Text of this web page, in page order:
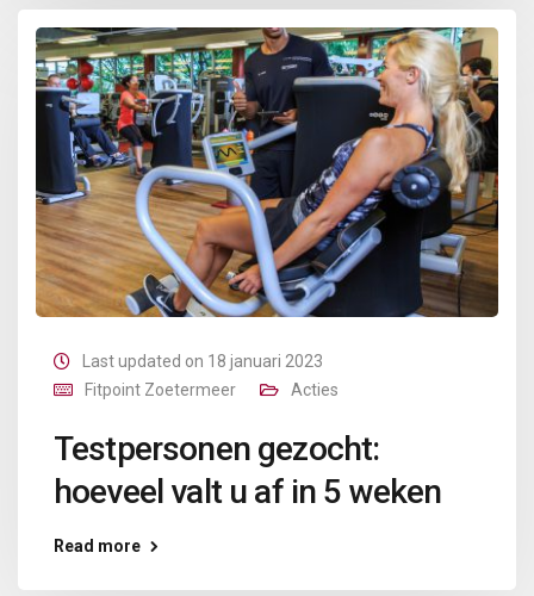
Last updated on 18 januari 2023
Fitpoint Zoetermeer
Acties
Testpersonen gezocht:
hoeveel valt u af in 5 weken
Read more